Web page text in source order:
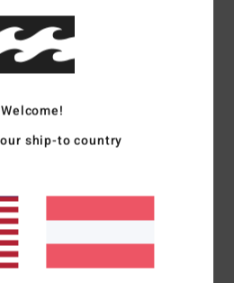
Paradies am Meer mit der
aus der Billabong X Coral
4-Wege-Stretchmaterial
Boardshorts mit heiterem
für schnell trocknenden
Kordelzugverschluss und
Tasche.
Welcome!
ship-to country